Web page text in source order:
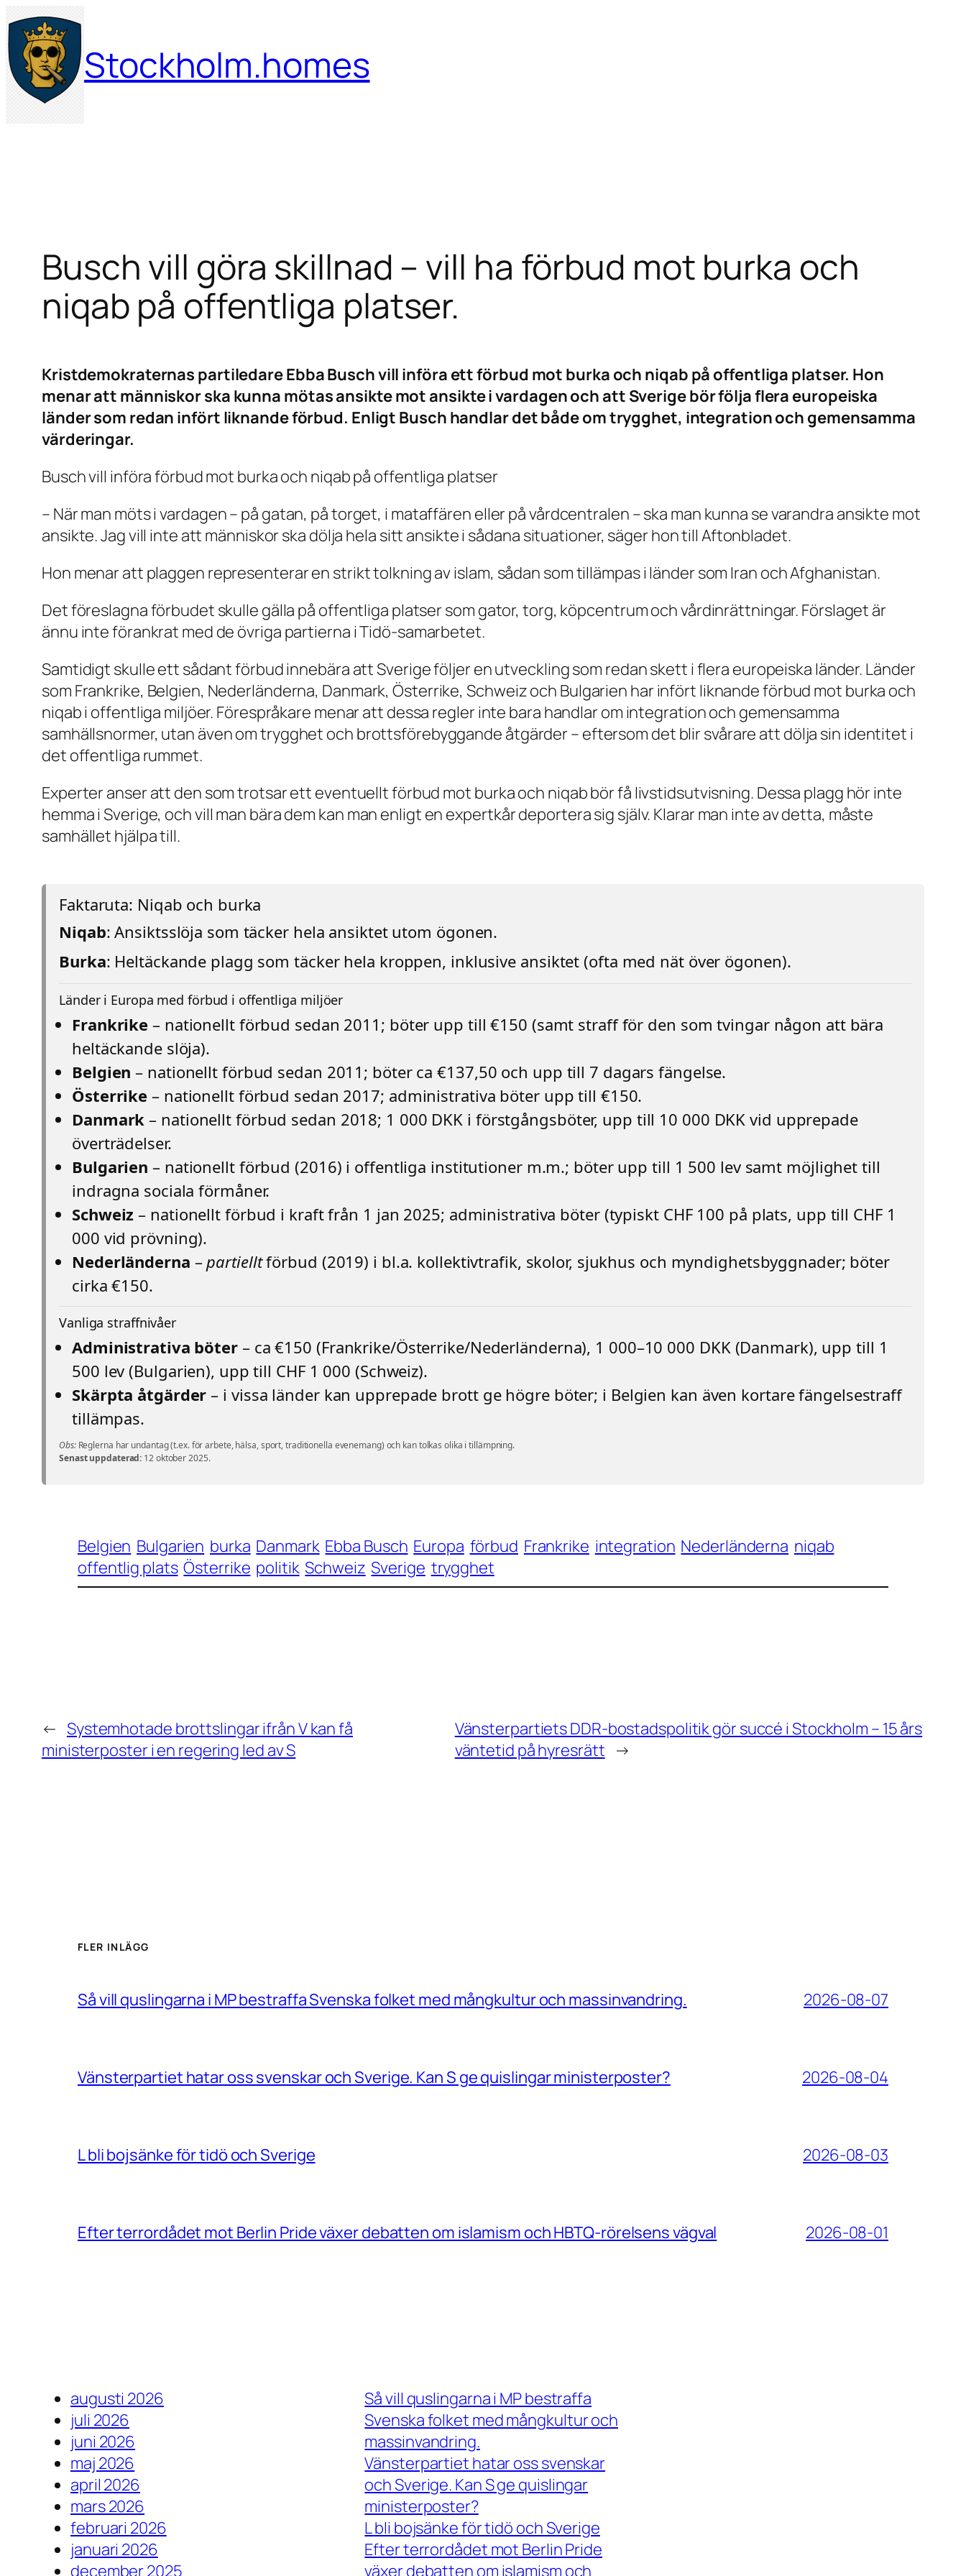
Hoppa
till
innehåll
Stockholm.homes
Busch vill göra skillnad – vill ha förbud mot burka och
niqab på offentliga platser.
Kristdemokraternas partiledare Ebba Busch vill införa ett förbud mot burka och niqab på offentliga platser. Hon
menar att människor ska kunna mötas ansikte mot ansikte i vardagen och att Sverige bör följa flera europeiska
länder som redan infört liknande förbud. Enligt Busch handlar det både om trygghet, integration och gemensamma
värderingar.
Busch vill införa förbud mot burka och niqab på offentliga platser
– När man möts i vardagen – på gatan, på torget, i mataffären eller på vårdcentralen – ska man kunna se varandra ansikte mot
ansikte. Jag vill inte att människor ska dölja hela sitt ansikte i sådana situationer, säger hon till Aftonbladet.
Hon menar att plaggen representerar en strikt tolkning av islam, sådan som tillämpas i länder som Iran och Afghanistan.
Det föreslagna förbudet skulle gälla på offentliga platser som gator, torg, köpcentrum och vårdinrättningar. Förslaget är
ännu inte förankrat med de övriga partierna i Tidö-samarbetet.
Samtidigt skulle ett sådant förbud innebära att Sverige följer en utveckling som redan skett i flera europeiska länder. Länder
som Frankrike, Belgien, Nederländerna, Danmark, Österrike, Schweiz och Bulgarien har infört liknande förbud mot burka och
niqab i offentliga miljöer. Förespråkare menar att dessa regler inte bara handlar om integration och gemensamma
samhällsnormer, utan även om trygghet och brottsförebyggande åtgärder – eftersom det blir svårare att dölja sin identitet i
det offentliga rummet.
Experter anser att den som trotsar ett eventuellt förbud mot burka och niqab bör få livstidsutvisning. Dessa plagg hör inte
hemma i Sverige, och vill man bära dem kan man enligt en expertkår deportera sig själv. Klarar man inte av detta, måste
samhället hjälpa till.
Faktaruta: Niqab och burka
Niqab: Ansiktsslöja som täcker hela ansiktet utom ögonen.
Burka: Heltäckande plagg som täcker hela kroppen, inklusive ansiktet (ofta med nät över ögonen).
Länder i Europa med förbud i offentliga miljöer
Frankrike – nationellt förbud sedan 2011; böter upp till €150 (samt straff för den som tvingar någon att bära
heltäckande slöja).
Belgien – nationellt förbud sedan 2011; böter ca €137,50 och upp till 7 dagars fängelse.
Österrike – nationellt förbud sedan 2017; administrativa böter upp till €150.
Danmark – nationellt förbud sedan 2018; 1 000 DKK i förstgångsböter, upp till 10 000 DKK vid upprepade
överträdelser.
Bulgarien – nationellt förbud (2016) i offentliga institutioner m.m.; böter upp till 1 500 lev samt möjlighet till
indragna sociala förmåner.
Schweiz – nationellt förbud i kraft från 1 jan 2025; administrativa böter (typiskt CHF 100 på plats, upp till CHF 1
000 vid prövning).
Nederländerna –partielltförbud (2019) i bl.a. kollektivtrafik, skolor, sjukhus och myndighetsbyggnader; böter
cirka €150.
Vanliga straffnivåer
Administrativa böter – ca €150 (Frankrike/Österrike/Nederländerna), 1 000–10 000 DKK (Danmark), upp till 1
500 lev (Bulgarien), upp till CHF 1 000 (Schweiz).
Skärpta åtgärder – i vissa länder kan upprepade brott ge högre böter; i Belgien kan även kortare fängelsestraff
tillämpas.
Obs:Reglerna har undantag (t.ex. för arbete, hälsa, sport, traditionella evenemang) och kan tolkas olika i tillämpning.
Senast uppdaterad: 12 oktober 2025.
Belgien Bulgarien burka Danmark Ebba Busch Europa förbud Frankrike integration Nederländerna niqab
offentlig plats Österrike politik Schweiz Sverige trygghet
← Systemhotade brottslingar ifrån V kan få
ministerposter i en regering led av S
Vänsterpartiets DDR-bostadspolitik gör succé i Stockholm – 15 års
väntetid på hyresrätt →
FLER INLÄGG
Så vill quslingarna i MP bestraffa Svenska folket med mångkultur och massinvandring. 2026-08-07
Vänsterpartiet hatar oss svenskar och Sverige. Kan S ge quislingar ministerposter? 2026-08-04
L bli bojsänke för tidö och Sverige 2026-08-03
Efter terrordådet mot Berlin Pride växer debatten om islamism och HBTQ-rörelsens vägval 2026-08-01
augusti 2026
juli 2026
juni 2026
maj 2026
april 2026
mars 2026
februari 2026
januari 2026
december 2025
Så vill quslingarna i MP bestraffa
Svenska folket med mångkultur och
massinvandring.
Vänsterpartiet hatar oss svenskar
och Sverige. Kan S ge quislingar
ministerposter?
L bli bojsänke för tidö och Sverige
Efter terrordådet mot Berlin Pride
växer debatten om islamism och